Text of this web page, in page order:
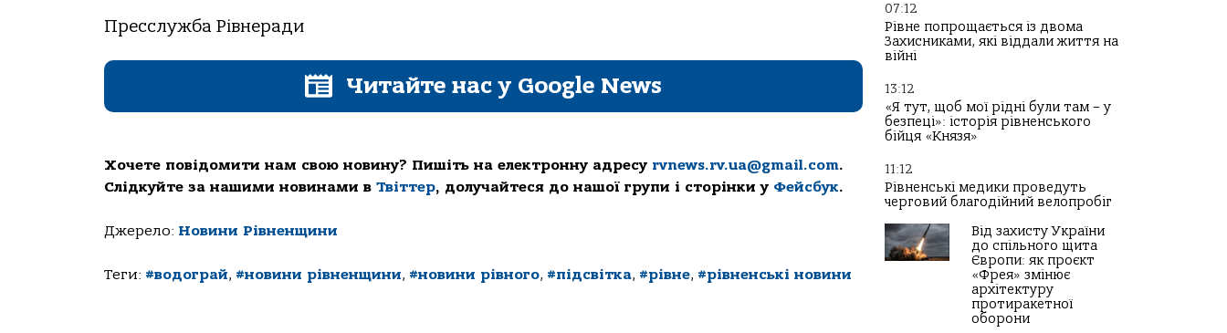
Пресслужба Рівнеради
Читайте нас у Google News
Хочете повідомити нам свою новину? Пишіть на електронну адресу rvnews.rv.ua@gmail.com.
Слідкуйте за нашими новинами в Твіттер, долучайтеся до нашої групи і сторінки у Фейсбук.
Джерело: Новини Рівненщини
Теги: #водограй, #новини рівненщини, #новини рівного, #підсвітка, #рівне, #рівненські новини
07:12
Рівне попрощається із двома
Захисниками, які віддали життя на
війні
13:12
«Я тут, щоб мої рідні були там – у
безпеці»: історія рівненського
бійця «Князя»
11:12
Рівненські медики проведуть
черговий благодійний велопробіг
Від захисту України
до спільного щита
Європи: як проєкт
«Фрея» змінює
архітектуру
протиракетної
оборони